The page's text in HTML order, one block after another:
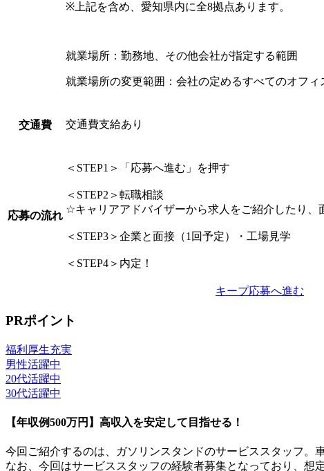
※上記を含め、愛知県内に全8拠点あります。
就業場所：勤務地、その他会社が指定する範囲
就業場所の変更範囲：会社の定めるすべてのオフィ
交通費 交通費支給あり
応募の流れ
＜STEP1＞「応募へ進む」を押す
＜STEP2＞転職相談
☆キャリアアドバイザーから求人をご紹介したり、
＜STEP3＞企業と面接（1回予定）・工場見学
＜STEP4＞内定！
キープ応募へ進む
PRポイント
福利厚生充実
男性活躍中
20代活躍中
30代活躍中
【年収例500万円】高収入を安定して目指せる！
今回ご紹介するのは、ガソリンスタンドのサービススタッフ
なお、今回はサービススタッフの経験者募集となっており、想